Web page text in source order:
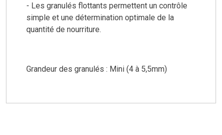
- Les granulés flottants permettent un contrôle
simple et une détermination optimale de la
quantité de nourriture.
Grandeur des granulés : Mini (4 à 5,5mm)